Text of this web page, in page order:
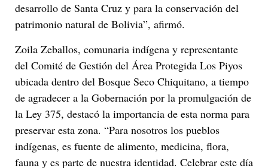
desarrollo de Santa Cruz y para la conservación del
patrimonio natural de Bolivia”, afirmó.
Zoila Zeballos, comunaria indígena y representante
del Comité de Gestión del Área Protegida Los Piyos
ubicada dentro del Bosque Seco Chiquitano, a tiempo
de agradecer a la Gobernación por la promulgación de
la Ley 375, destacó la importancia de esta norma para
preservar esta zona. “Para nosotros los pueblos
indígenas, es fuente de alimento, medicina, flora,
fauna y es parte de nuestra identidad. Celebrar este día